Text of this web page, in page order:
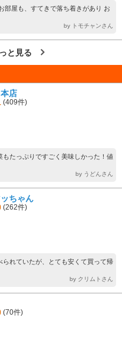
部屋も、すてきで落ち着きがあり お
by トモチャンさん
と見る
店
(409件)
たっぷりですごく美味しかった！値
by うどんさん
ちゃん
(262件)
れていたが、とても安くて買って帰
by クリムトさん
(70件)